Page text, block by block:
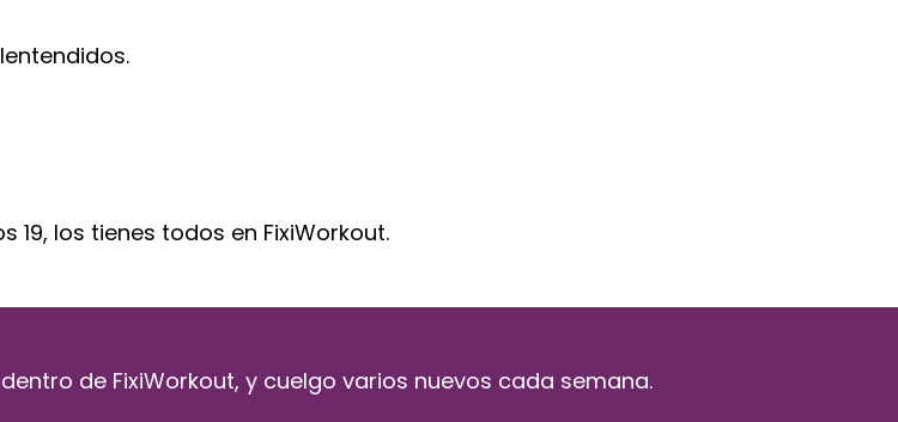
19, los tienes todos en FixiWorkout.
de FixiWorkout, y cuelgo varios nuevos cada semana.